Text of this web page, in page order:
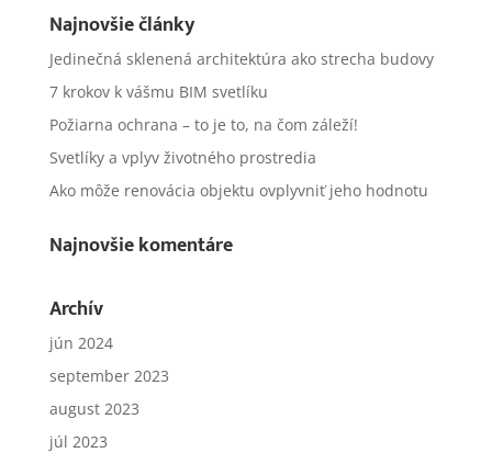
Najnovšie články
Jedinečná sklenená architektúra ako strecha budovy
7 krokov k vášmu BIM svetlíku
Požiarna ochrana – to je to, na čom záleží!
Svetlíky a vplyv životného prostredia
Ako môže renovácia objektu ovplyvniť jeho hodnotu
Najnovšie komentáre
Archív
jún 2024
september 2023
august 2023
júl 2023